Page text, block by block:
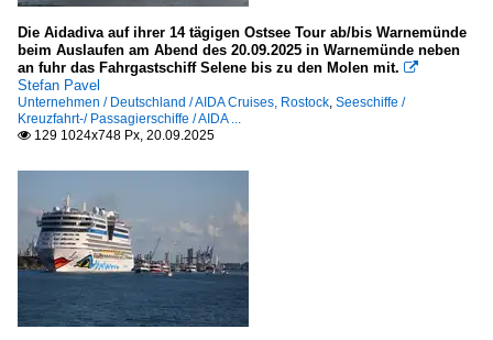
Die Aidadiva auf ihrer 14 tägigen Ostsee Tour ab/bis Warnemünde
beim Auslaufen am Abend des 20.09.2025 in Warnemünde neben
an fuhr das Fahrgastschiff Selene bis zu den Molen mit. 
Stefan Pavel
Unternehmen / Deutschland / AIDA Cruises, Rostock, Seeschiffe /
Kreuzfahrt-/ Passagierschiffe / AIDA ...
 129 1024x748 Px, 20.09.2025